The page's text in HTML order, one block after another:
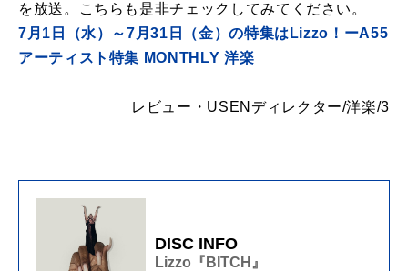
を放送。こちらも是非チェックしてみてください。
7月1日（水）～7月31日（金）の特集はLizzo！ーA55
アーティスト特集 MONTHLY 洋楽
レビュー・ USEN ディレクター/洋楽/3
DISC INFO
Lizzo『BITCH』